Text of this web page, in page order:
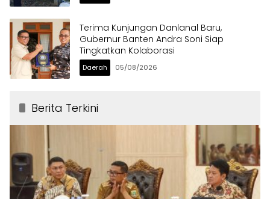
Terima Kunjungan Danlanal Baru,
Gubernur Banten Andra Soni Siap
Tingkatkan Kolaborasi
Daerah 05/08/2026
Berita Terkini